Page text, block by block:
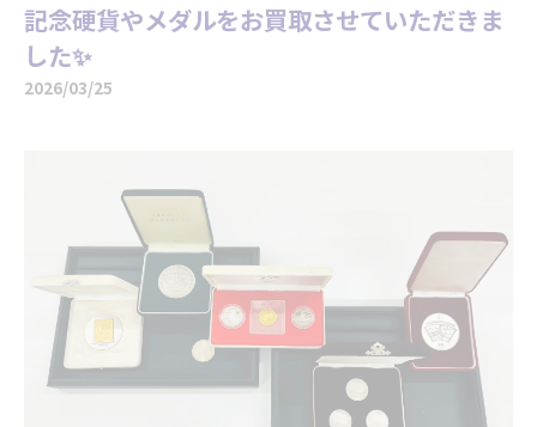
記念硬貨やメダルをお買取させていただきま
した✨
2026/03/25